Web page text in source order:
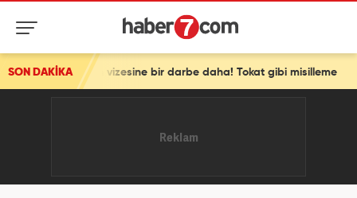
SON DAKİKA
vizesine bir darbe daha! Tokat gibi misilleme